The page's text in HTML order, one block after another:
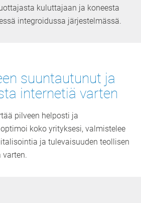
kuluttajaan ja koneesta
integroidussa järjestelmässä.
suuntautunut ja
internetiä varten
pilveen helposti ja
koko yrityksesi, valmistelee
ja tulevaisuuden teollisen
varten.